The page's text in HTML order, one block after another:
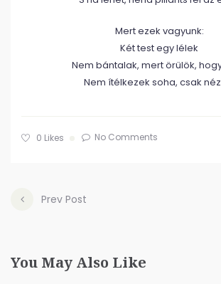
Mert ezek vagyunk:
Két test egy lélek
Nem bántalak, mert örülök,
Nem ítélkezek soha, csak
0 Likes No Comments
Prev Post
You May Also Like